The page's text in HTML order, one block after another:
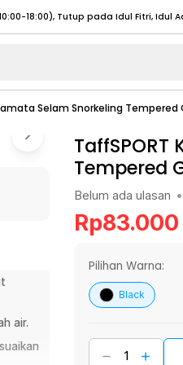
- 20:00), Tutup pada Idul Fitri
(08:00 - 17:00) Selengkapnya
(08:00 - 17:00) Selengkapnya
20:00), Tutup pada Idul Fitri
20:00), Tutup pada Idul Fitri
- 20:00), Tutup pada Idul Fitri
Selengkapnya
Selam Snorkeling Tempered
air.
Tempered
Belum ada ulasan •
Rp83.000
Pilihan Warna:
Black